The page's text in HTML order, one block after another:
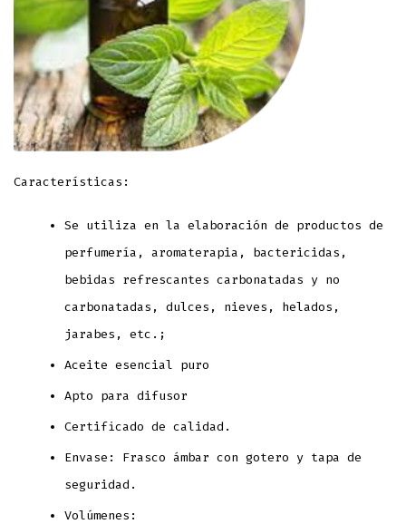
Características:
Se utiliza en la elaboración de productos de
perfumería, aromaterapia, bactericidas,
bebidas refrescantes carbonatadas y no
carbonatadas, dulces, nieves, helados,
jarabes, etc.;
Aceite esencial puro
Apto para difusor
Certificado de calidad.
Envase: Frasco ámbar con gotero y tapa de
seguridad.
Volúmenes: